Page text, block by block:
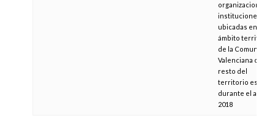
organizaciones o
instituciones
ubicadas en el
ámbito territorial
de la Comunitat
Valenciana o en el
resto del
territorio
durante el año
2018